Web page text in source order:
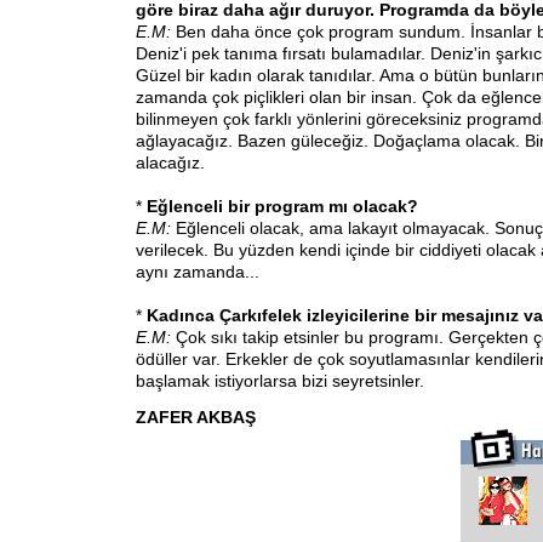
göre biraz daha ağır duruyor. Programda da
E.M: Ben daha önce çok program sundum. İnsanlar
Deniz'i pek tanıma fırsatı bulamadılar. Deniz'in
Güzel bir kadın olarak tanıdılar. Ama o bütün
zamanda çok piçlikleri olan bir insan. Çok da
bilinmeyen çok farklı yönlerini göreceksiniz
ağlayacağız. Bazen güleceğiz. Doğaçlama olacak.
alacağız.
* Eğlenceli bir program mı olacak?
E.M: Eğlenceli olacak, ama lakayıt olmayacak.
verilecek. Bu yüzden kendi içinde bir ciddiyeti
aynı zamanda...
* Kadınca Çarkıfelek izleyicilerine bir mesajınız
E.M: Çok sıkı takip etsinler bu programı. Gerçekten
ödüller var. Erkekler de çok soyutlamasınlar
başlamak istiyorlarsa bizi seyretsinler.
ZAFER AKBAŞ